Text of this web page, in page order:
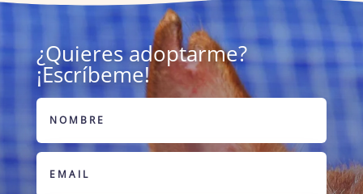
¿Quieres adoptarme?
¡Escríbeme!